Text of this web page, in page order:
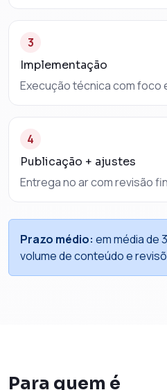
3
Implementação
Execução técnica com foco
4
Publicação + ajustes
Entrega no ar com revisão
Prazo médio: em média de
volume de conteúdo e
Para quem é